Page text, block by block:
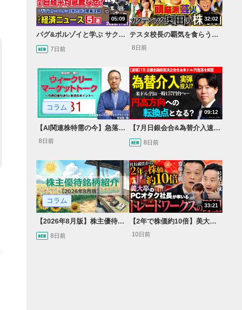
05:09
パグ&ボルゾイと学ぶ サクッとマーケット解説#111
7日前
32:02
テスタ校長の覇気を食らう！ガクテンソク奥田 松井証券 ～テスタの魔法株学校Part3～ #3
8日前
コラム
【AI関連株特需の今】急落局面と決算による急騰、31日の急反発
8日前
09:12
【7月日銀会合&為替介入速報】一時 米ドル/円157円台へ…円高方向への転換点となるか＜速報・展望＞
8日前
コラム
【2026年8月版】株主優待銘柄紹介
8日前
33:21
【2年で株価約10倍】美大卒の元バンドマン社長が率いるビル・ゲイツも驚いたトレードワークスとは【Presented by トレードワークス】
10日前